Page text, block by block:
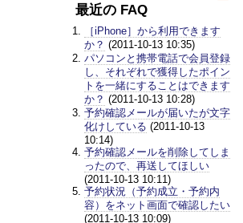
最近の FAQ
［iPhone］から利用できます
か？ (2011-10-13 10:35)
パソコンと携帯電話で会員登録
し、それぞれで獲得したポイン
トを一緒にすることはできます
か？ (2011-10-13 10:28)
予約確認メールが届いたが文字
化けしている (2011-10-13
10:14)
予約確認メールを削除してしま
ったので、再送してほしい
(2011-10-13 10:11)
予約状況（予約成立・予約内
容）をネット画面で確認したい
(2011-10-13 10:09)